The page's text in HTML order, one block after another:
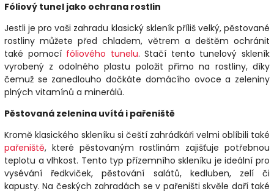
Fóliový tunel jako ochrana rostlin
Jestli je pro vaši zahradu klasický skleník příliš velký, pěstované
rostliny můžete před chladem, větrem a deštěm ochránit
také pomocí fóliového tunelu. Stačí tento tunelový skleník
vyrobený z odolného plastu položit přímo na rostliny, díky
čemuž se zanedlouho dočkáte domácího ovoce a zeleniny
plných vitamínů a minerálů.
Pěstovaná zelenina uvítá i pařeniště
Kromě klasického skleníku si čeští zahrádkáři velmi oblíbili také
pařeniště, které pěstovaným rostlinám zajišťuje potřebnou
teplotu a vlhkost. Tento typ přízemního skleníku je ideální pro
vysévání ředkviček, pěstování salátů, kedluben, zelí či
kapusty. Na českých zahradách se v pařeništi skvěle daří také